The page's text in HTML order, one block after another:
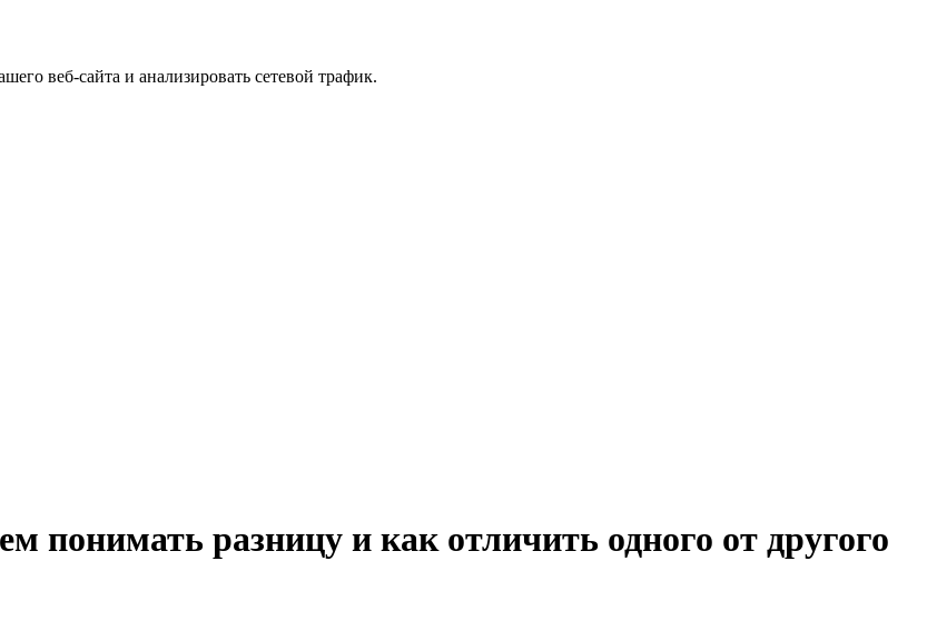
веб-сайта и анализировать сетевой трафик.
понимать разницу и как отличить одного от другого